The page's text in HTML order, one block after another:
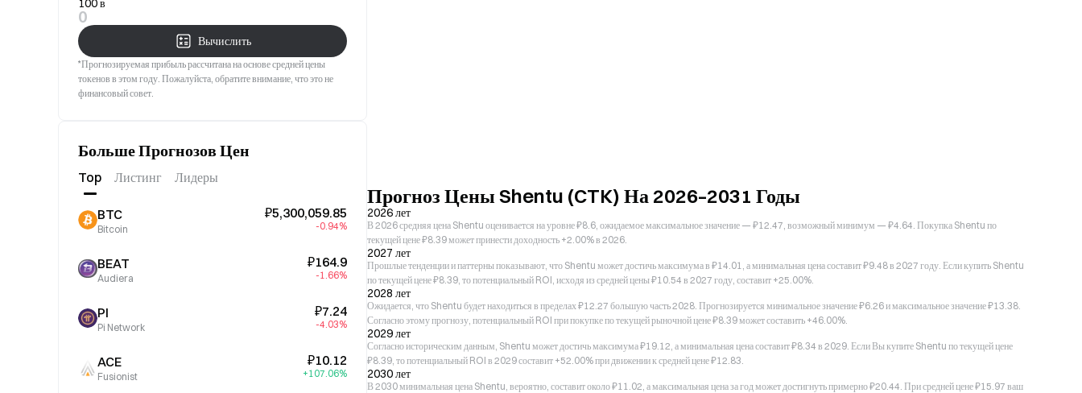
100 в
0
Вычислить
*Прогнозируемая прибыль рассчитана на основе средней цены
токенов в этом году. Пожалуйста, обратите внимание, что это не
финансовый совет.
Больше Прогнозов Цен
Top Листинг Лидеры
BTC
Bitcoin
₽5,300,059.85
-0.94%
BEAT
Audiera
₽164.9
-1.66%
PI
Pi Network
₽7.24
-4.03%
ACE
Fusionist
₽10.12
+107.06%
Прогноз Цены Shentu (CTK) На 2026–2031 Годы
2026 лет
В 2026 средняя цена Shentu оценивается на уровне ₽8.6, ожидаемое максимальное значение — ₽12.47, возможный минимум — ₽4.64. Покупка Shentu по
текущей цене ₽8.39 может принести доходность +2.00% в 2026.
2027 лет
Прошлые тенденции и паттерны показывают, что Shentu может достичь максимума в ₽14.01, а минимальная цена составит ₽9.48 в 2027 году. Если купить Shentu
по текущей цене ₽8.39, то потенциальный ROI, исходя из средней цены ₽10.54 в 2027 году, составит +25.00%.
2028 лет
Ожидается, что Shentu будет находиться в пределах ₽12.27 большую часть 2028. Прогнозируется минимальное значение ₽6.26 и максимальное значение ₽13.38.
Согласно этому прогнозу, потенциальный ROI при покупке по текущей рыночной цене ₽8.39 может составить +46.00%.
2029 лет
Согласно историческим данным, Shentu может достичь максимума ₽19.12, а минимальная цена составит ₽8.34 в 2029. Если Вы купите Shentu по текущей цене
₽8.39, то потенциальный ROI в 2029 составит +52.00% при движении к средней цене ₽12.83.
2030 лет
В 2030 минимальная цена Shentu, вероятно, составит около ₽11.02, а максимальная цена за год может достигнуть примерно ₽20.44. При средней цене ₽15.97 ваш